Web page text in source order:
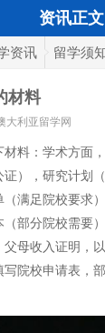
资讯正文
资讯 留学须
材料
大利亚留学网
材料：学术方面
），研究计划
满足院校要求
部分院校需要
母收入证明，
院校申请表，